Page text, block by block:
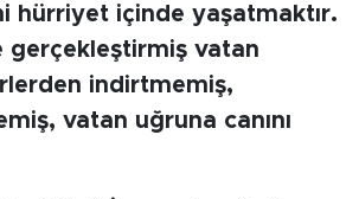
hürriyet içinde yaşatmaktır.
gerçekleştirmiş vatan
indirtmemiş,
vatan uğruna canını